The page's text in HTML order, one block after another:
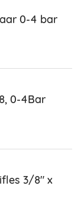
0-4 bar
0-4Bar
3/8" x